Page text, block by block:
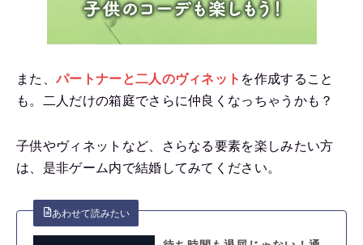
また、 パートナーと二人のヴィネット を作成すること
も。二人だけの箱庭でさらに仲良くなっちゃうかも？
子供やヴィネットなど、さらなる要素を楽しみたい方
は、是非ゲーム内で結婚してみてください。